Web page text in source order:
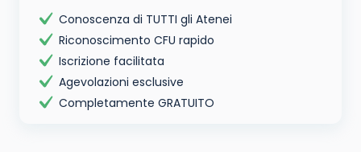
Conoscenza di TUTTI gli Atenei
Riconoscimento CFU rapido
Iscrizione facilitata
Agevolazioni esclusive
Completamente GRATUITO